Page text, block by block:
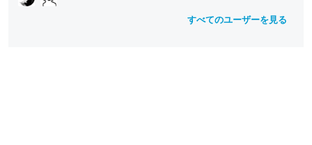
すべてのユーザーを見る